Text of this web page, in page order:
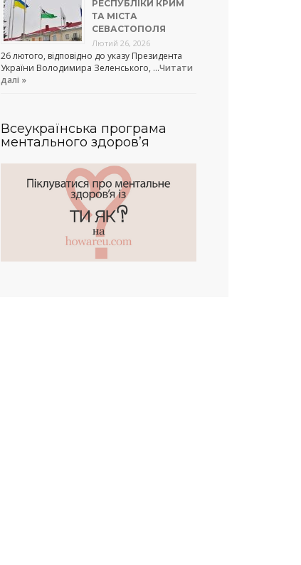
РЕСПУБЛІКИ КРИМ
ТА МІСТА
СЕВАСТОПОЛЯ
Лютий 26, 2026
26 лютого, відповідно до указу Президента
України Володимира Зеленського, …Читати
далі »
Всеукраїнська програма
ментального здоров’я